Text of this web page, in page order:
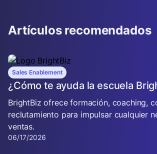
Artículos recomendados
Sales Enablement
¿Cómo te ayuda la escuela
BrightBiz ofrece formación, coaching,
reclutamiento para impulsar cualquier
ventas.
06/17/2026